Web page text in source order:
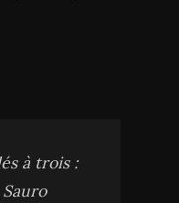
à trois :